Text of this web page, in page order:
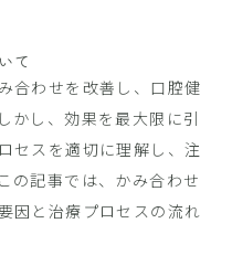
て
合わせを改善し、口腔健
かし、効果を最大限に引
セスを適切に理解し、注
の記事では、かみ合わせ
因と治療プロセスの流れ